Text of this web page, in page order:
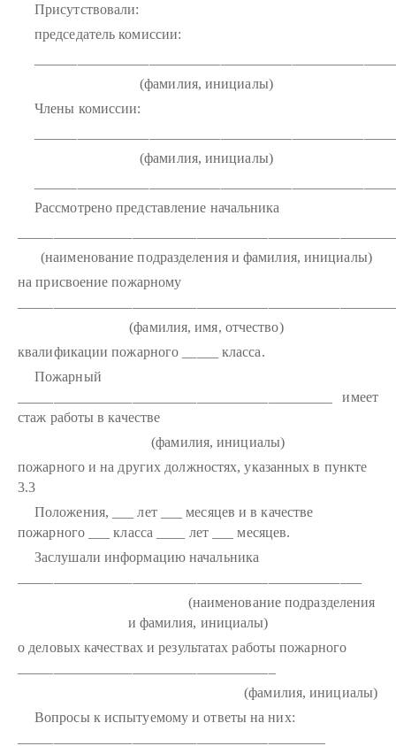
Присутствовали:
председатель комиссии:
(фамилия, инициалы)
Члены комиссии:
(фамилия, инициалы)
Рассмотрено представление начальника
(наименование подразделения и фамилия, инициалы)
на присвоение пожарному
(фамилия, имя, отчество)
квалификации пожарного _____ класса.
Пожарный
____________________________________________ имеет
стаж работы в качестве
(фамилия, инициалы)
пожарного и на других должностях, указанных в пункте
3.3
Положения, ___ лет ___ месяцев и в качестве
пожарного ___ класса ____ лет ___ месяцев.
Заслушали информацию начальника
(наименование подразделения
и фамилия, инициалы)
о деловых качествах и результатах работы пожарного
(фамилия, инициалы)
Вопросы к испытуемому и ответы на них: